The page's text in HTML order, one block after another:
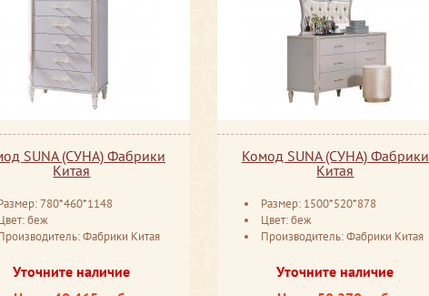
SUNA (СУНА) Фабрики
Китая
780*460*1148
беж
Фабрики Китая
Уточните наличие
Комод SUNA (СУНА) Фабрики
Китая
Размер: 1500*520*878
Цвет: беж
Производитель: Фабрики Китая
Уточните наличие